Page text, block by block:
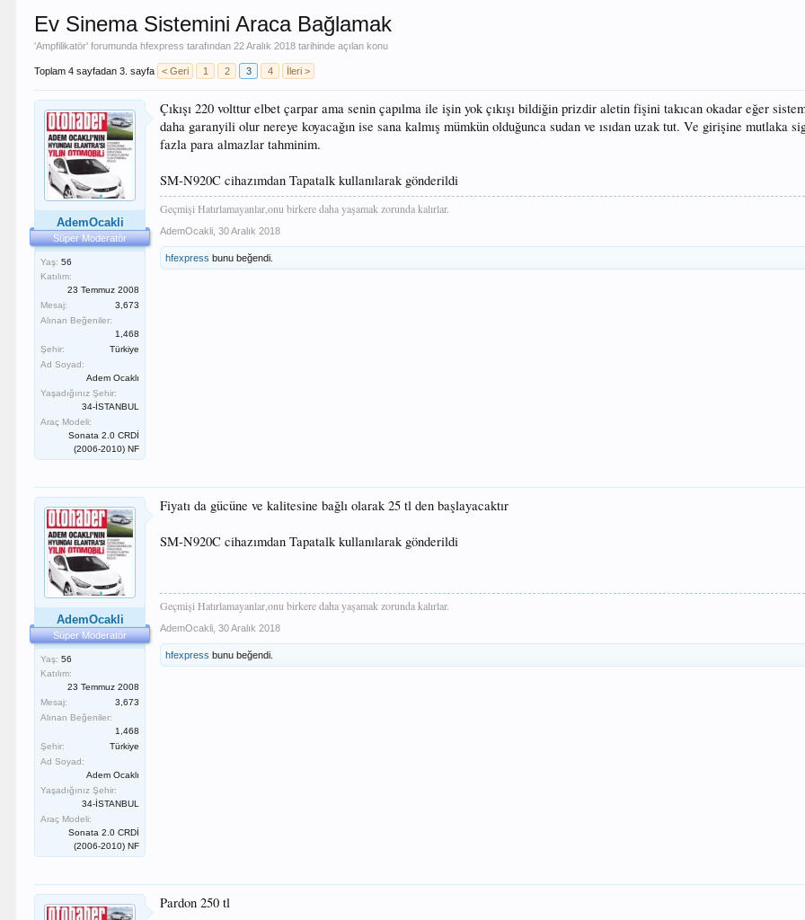
Ev Sinema Sistemini Araca Bağlamak
'Ampfilikatör' forumundahfexpress tarafından22 Aralık 2018 tarihinde açılan konu
Toplam 4 sayfadan 3. sayfa < Geri 1 2 3 4 İleri >
AdemOcakli
Süper Moderatör
Yaş: 56
Katılım:
23 Temmuz 2008
Mesaj:
3,673
Alınan Beğeniler:
1,468
Şehir:
Türkiye
Ad Soyad:
Adem Ocaklı
Yaşadığınız Şehir:
34-İSTANBUL
Araç Modeli:
Sonata 2.0 CRDİ
(2006-2010) NF
Çıkışı 220 volttur elbet çarpar ama senin çapılma ile işin yok çıkışı bildiğin prizdir aletin fişini takıcan okadar eğer
daha garanyili olur nereye koyacağın ise sana kalmış mümkün olduğunca sudan ve ısıdan uzak tut. Ve girişine
fazla para almazlar tahminim.
SM-N920C cihazımdan Tapatalk kullanılarak gönderildi
Geçmişi Hatırlamayanlar,onu birkere daha yaşamak zorunda kalırlar.
AdemOcakli 30 Aralık 2018
hfexpress bunu beğendi.
AdemOcakli
Süper Moderatör
Yaş: 56
Katılım:
23 Temmuz 2008
Mesaj:
3,673
Alınan Beğeniler:
1,468
Şehir:
Türkiye
Ad Soyad:
Adem Ocaklı
Yaşadığınız Şehir:
34-İSTANBUL
Araç Modeli:
Sonata 2.0 CRDİ
(2006-2010) NF
Fiyatı da gücüne ve kalitesine bağlı olarak 25 tl den başlayacaktır
SM-N920C cihazımdan Tapatalk kullanılarak gönderildi
Geçmişi Hatırlamayanlar,onu birkere daha yaşamak zorunda kalırlar.
AdemOcakli 30 Aralık 2018
hfexpress bunu beğendi.
Pardon 250 tl